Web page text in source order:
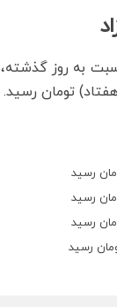
تومان رسید.